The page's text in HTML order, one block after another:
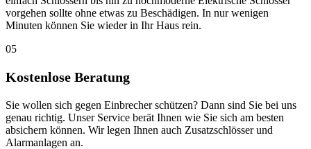
vorgehen sollte ohne etwas zu Beschädigen. In nur wenigen
Minuten können Sie wieder in Ihr Haus rein.
05
Kostenlose Beratung
Sie wollen sich gegen Einbrecher schützen? Dann sind Sie bei uns
genau richtig. Unser Service berät Ihnen wie Sie sich am besten
absichern können. Wir legen Ihnen auch Zusatzschlösser und
Alarmanlagen an.